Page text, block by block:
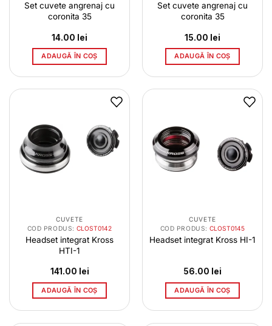
Set cuvete angrenaj cu
coronita 35
14.00 lei
ADAUGĂ ÎN COȘ
Set cuvete angrenaj cu
coronita 35
15.00 lei
ADAUGĂ ÎN COȘ
CUVETE
COD PRODUS:CLOST0142
Headset integrat Kross
HTI-1
141.00 lei
ADAUGĂ ÎN COȘ
CUVETE
COD PRODUS:CLOST0145
Headset integrat Kross HI-1
56.00 lei
ADAUGĂ ÎN COȘ